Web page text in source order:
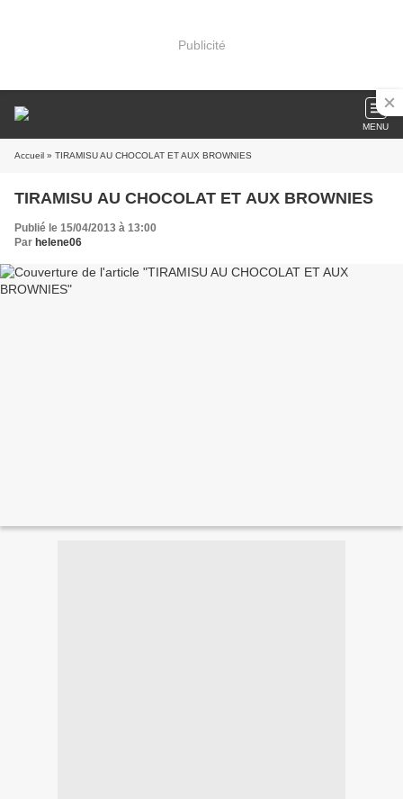
Publicité
MENU
Accueil » TIRAMISU AU CHOCOLAT ET AUX BROWNIES
TIRAMISU AU CHOCOLAT ET AUX BROWNIES
Publié le 15/04/2013 à 13:00
Par helene06